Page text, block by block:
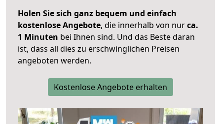
Holen Sie sich ganz bequem und einfach
kostenlose Angebote, die innerhalb von nurca.
1 Minuten bei Ihnen sind. Und das Beste daran
ist, dass all dies zu erschwinglichen Preisen
angeboten werden.
Kostenlose Angebote erhalten